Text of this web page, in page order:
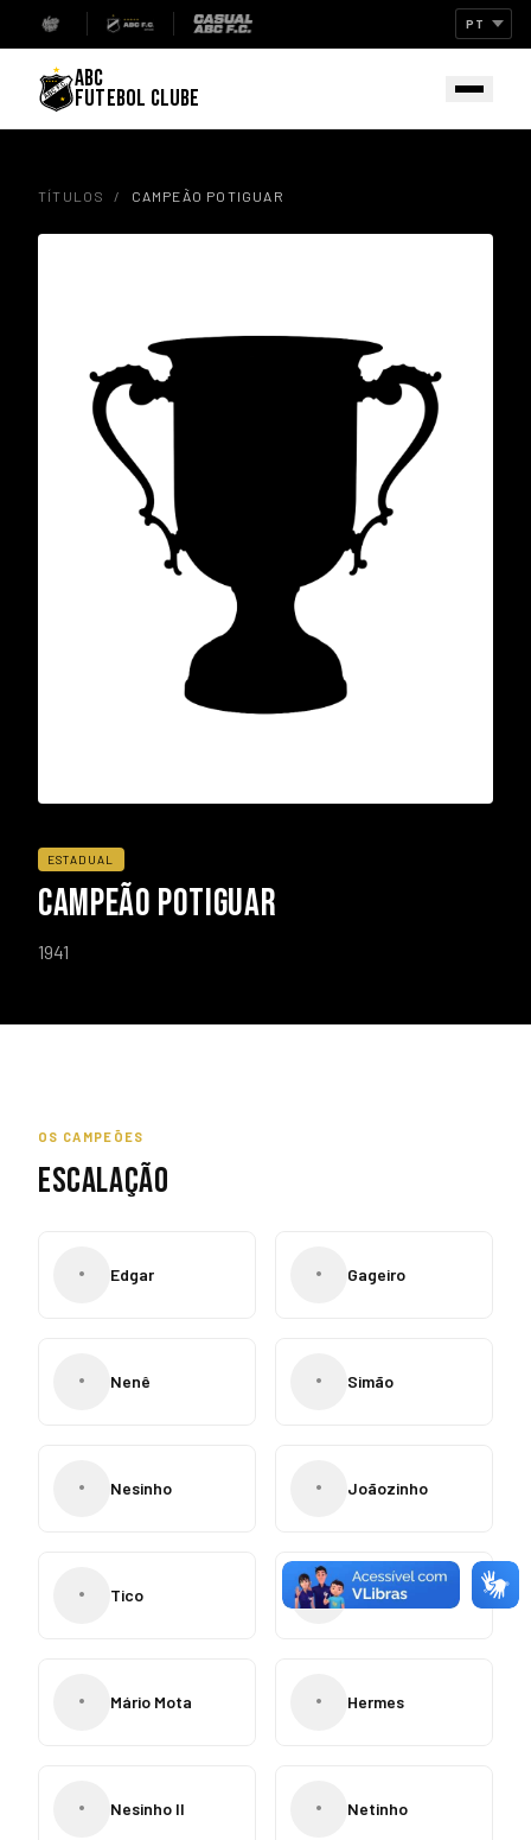
ABC
FUTEBOL CLUBE
TÍTULOS / CAMPEÃO POTIGUAR
ESTADUAL
CAMPEÃO POTIGUAR
1941
OS CAMPEÕES
ESCALAÇÃO
• Edgar • Gageiro
• Nenê • Simão
• Nesinho • Joãozinho
• Tico • Albano
• Mário Mota • Hermes
• Nesinho II • Netinho